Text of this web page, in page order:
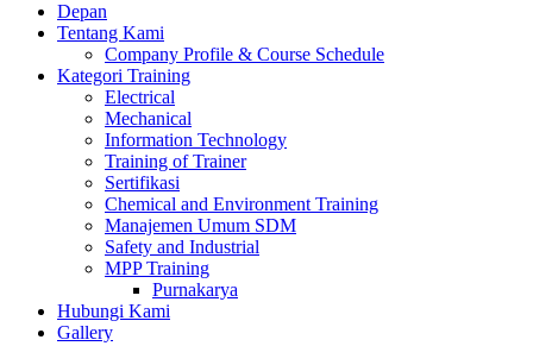
Depan
Tentang Kami
Company Profile & Course Schedule
Kategori Training
Electrical
Mechanical
Information Technology
Training of Trainer
Sertifikasi
Chemical and Environment Training
Manajemen Umum SDM
Safety and Industrial
MPP Training
Purnakarya
Hubungi Kami
Gallery